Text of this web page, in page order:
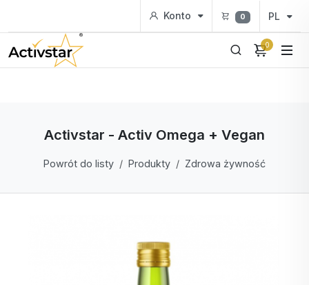
Konto 0 PL
0
Activstar - Activ Omega + Vegan
Powrót do listy Produkty Zdrowa żywność